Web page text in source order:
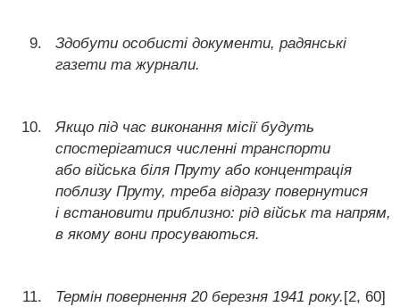
Здобути особисті документи, радянські
газети та журнали.
Якщо під час виконання місії будуть
спостерігатися численні транспорти
або війська біля Пруту або концентрація
поблизу Пруту, треба відразу повернутися
і встановити приблизно: рід військ та напрям,
в якому вони просуваються.
Термін повернення 20 березня 1941 року. [2, 60]